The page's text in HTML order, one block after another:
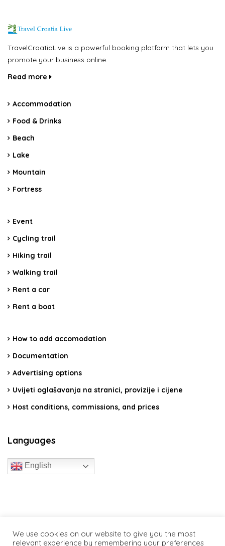
TravelCroatiaLive is a powerful booking platform that lets you
promote your business online.
Read more
Accommodation
Food & Drinks
Beach
Lake
Mountain
Fortress
Event
Cycling trail
Hiking trail
Walking trail
Rent a car
Rent a boat
How to add accomodation
Documentation
Advertising options
Uvijeti oglašavanja na stranici, provizije i cijene
Host conditions, commissions, and prices
Languages
English
We use cookies on our website to give you the most
relevant experience by remembering your preferences